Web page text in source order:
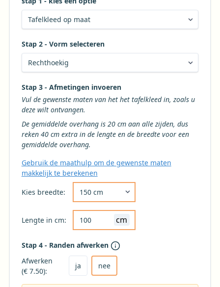
Stap 2 - Vorm selecteren
Kies de gewenste vorm voor uw tafelkleed
Stap 3 - Afmetingen invoeren
Vul de gewenste maten van het het tafelkleed in, zoals u
deze wilt ontvangen.
De gemiddelde overhang is 20 cm aan alle zijden, dus
reken 40 cm extra in de lengte en de breedte voor een
gemiddelde overhang.
Gebruik de maathulp om de gewenste maten
makkelijk te berekenen
Kies breedte:
Lengte in cm: cm
Stap 4 - Randen afwerken
Afwerken
(€ 7.50):
ja
Kies ja om het tafelkleed af te laten werken
nee
Kies nee voor geen afwerking (niet